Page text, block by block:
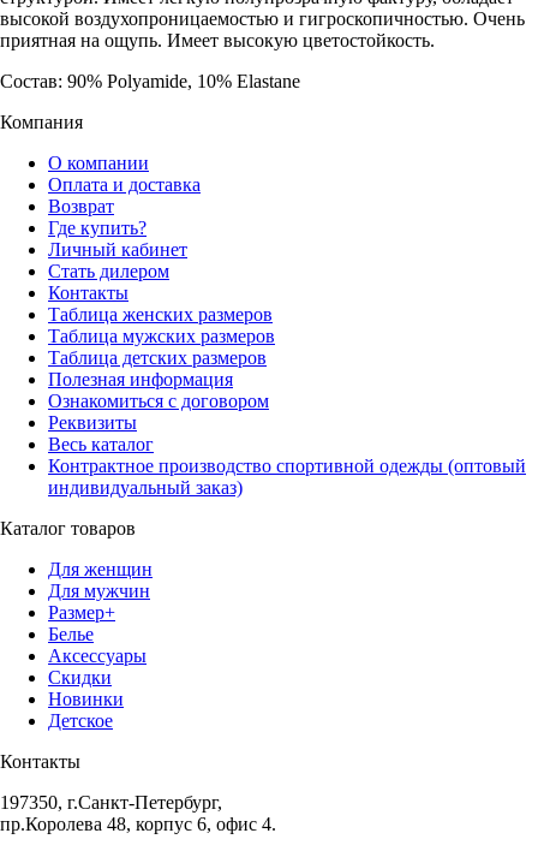
высокой воздухопроницаемостью и гигроскопичностью. Очень
приятная на ощупь. Имеет высокую цветостойкость.
Состав: 90% Polyamide, 10% Elastane
Компания
О компании
Оплата и доставка
Возврат
Где купить?
Личный кабинет
Стать дилером
Контакты
Таблица женских размеров
Таблица мужских размеров
Таблица детских размеров
Полезная информация
Ознакомиться с договором
Реквизиты
Весь каталог
Контрактное производство спортивной одежды (оптовый
индивидуальный заказ)
Каталог товаров
Для женщин
Для мужчин
Размер+
Белье
Аксессуары
Скидки
Новинки
Детское
Контакты
197350, г.Санкт-Петербург,
пр.Королева 48, корпус 6, офис 4.